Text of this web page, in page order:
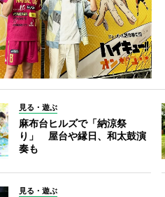
見る・遊ぶ
麻布台ヒルズで「納涼祭
り」 屋台や縁日、和太鼓演
奏も
見る・遊ぶ